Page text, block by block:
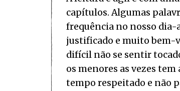
capítulos. Algumas
frequência no nosso dia-
justificado e muito bem-
difícil não se sentir
os menores as vezes
tempo respeitado e não